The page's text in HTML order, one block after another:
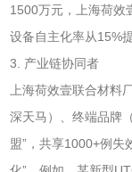
1500万元，上海荷效
设备自主化率从15%
3. 产业链协同者
上海荷效壹联合材料
深天马）、终端品牌
盟”，共享1000+例失